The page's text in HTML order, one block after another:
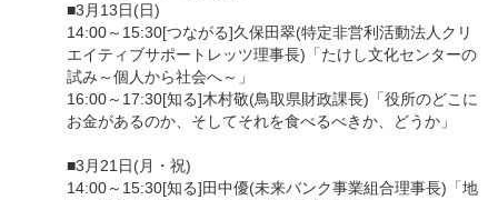
■3月13日(日)
14:00～15:30[つながる]久保田翠(特定非営利活動法人クリ
エイティブサポートレッツ理事長)「たけし文化センターの
試み～個人から社会へ～」
16:00～17:30[知る]木村敬(鳥取県財政課長)「役所のどこに
お金があるのか、そしてそれを食べるべきか、どうか」
■3月21日(月・祝)
14:00～15:30[知る]田中優(未来バンク事業組合理事長)「地